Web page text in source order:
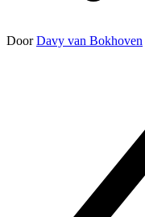
DoorDavy van Bokhoven